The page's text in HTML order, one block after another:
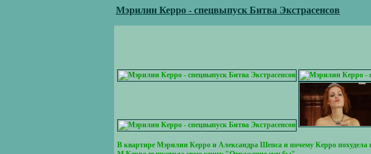
Мэрилин Керро - спецвыпуск Битва Экстрасенсов
В квартире Мэрилин Керро и Александра Шепса и почему Керро похудела